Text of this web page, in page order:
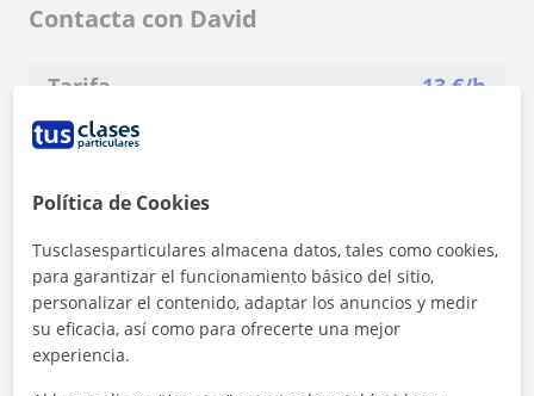
Contacta con David
Tarifa 13 €/h
1ª clase gratis
Política de Cookies
Tusclasesparticulares almacena datos, tales como cookies,
para garantizar el funcionamiento básico del sitio,
personalizar el contenido, adaptar los anuncios y medir
su eficacia, así como para ofrecerte una mejor
experiencia.